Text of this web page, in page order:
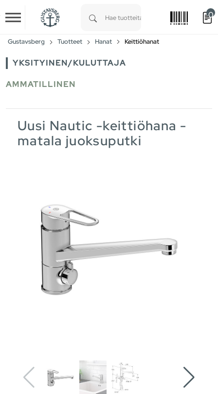
Skip to main content
0
Gustavsberg Tuotteet Hanat Keittiöhanat
YKSITYINEN/KULUTTAJA
AMMATILLINEN
Uusi Nautic -keittiöhana -
matala juoksuputki